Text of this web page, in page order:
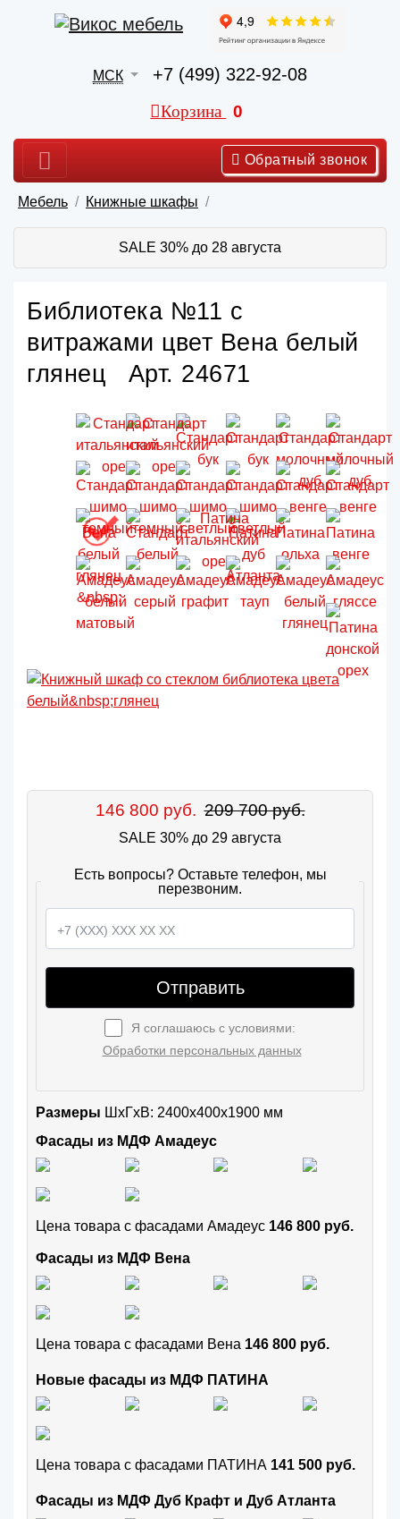
МСК +7 (499) 322-92-08
Корзина 0
Обратный звонок
Мебель Книжные шкафы
SALE 30% до 28 августа
Библиотека №11 с
витражами цвет Вена белый
глянец Арт. 24671
146 800 руб. 209 700 руб.
SALE 30% до 29 августа
Есть вопросы? Оставьте телефон, мы
перезвоним.
Отправить
Я соглашаюсь с условиями:
Обработки персональных данных
Размеры ШxГхВ: 2400x400x1900 мм
Фасады из МДФ Амадеус
Цена товара с фасадами Амадеус 146 800 руб.
Фасады из МДФ Вена
Цена товара с фасадами Вена 146 800 руб.
Новые фасады из МДФ ПАТИНА
Цена товара с фасадами ПАТИНА 141 500 руб.
Фасады из МДФ Дуб Крафт и Дуб Атланта